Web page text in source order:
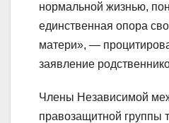
нормальной жизнью,
единственная опора
матери», —
заявление
Члены Независимой
правозащитной группы